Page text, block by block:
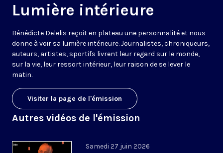
Lumière intérieure
Bénédicte Delelis reçoit en plateau une personnalité et nous
donne à voir sa lumière intérieure. Journalistes, chroniqueurs,
auteurs, artistes, sportifs livrent leur regard sur le monde,
sur la vie, leur ressort intérieur, leur raison de se lever le
matin.
Visiter la page de l'émission
Autres vidéos de l'émission
Samedi 27 juin 2026